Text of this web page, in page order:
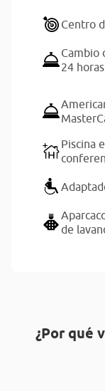
Centro
Cambio
24 horas
Piscina
de
¿Por qué